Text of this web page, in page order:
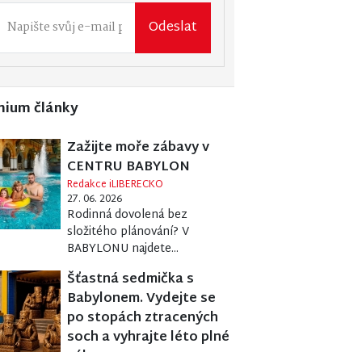
Odeslat
články
Zažijte moře zábavy v
CENTRU BABYLON
Redakce iLIBERECKO
27. 06. 2026
Rodinná dovolená bez
složitého plánování? V
BABYLONU najdete...
Šťastná sedmička s
Babylonem. Vydejte se
po stopách ztracených
soch a vyhrajte léto plné